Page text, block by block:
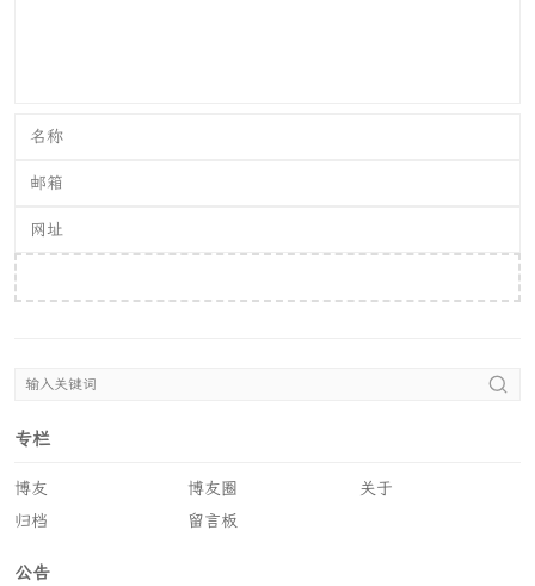
专栏
博友 博友圈
关于
归档
留言板
公告